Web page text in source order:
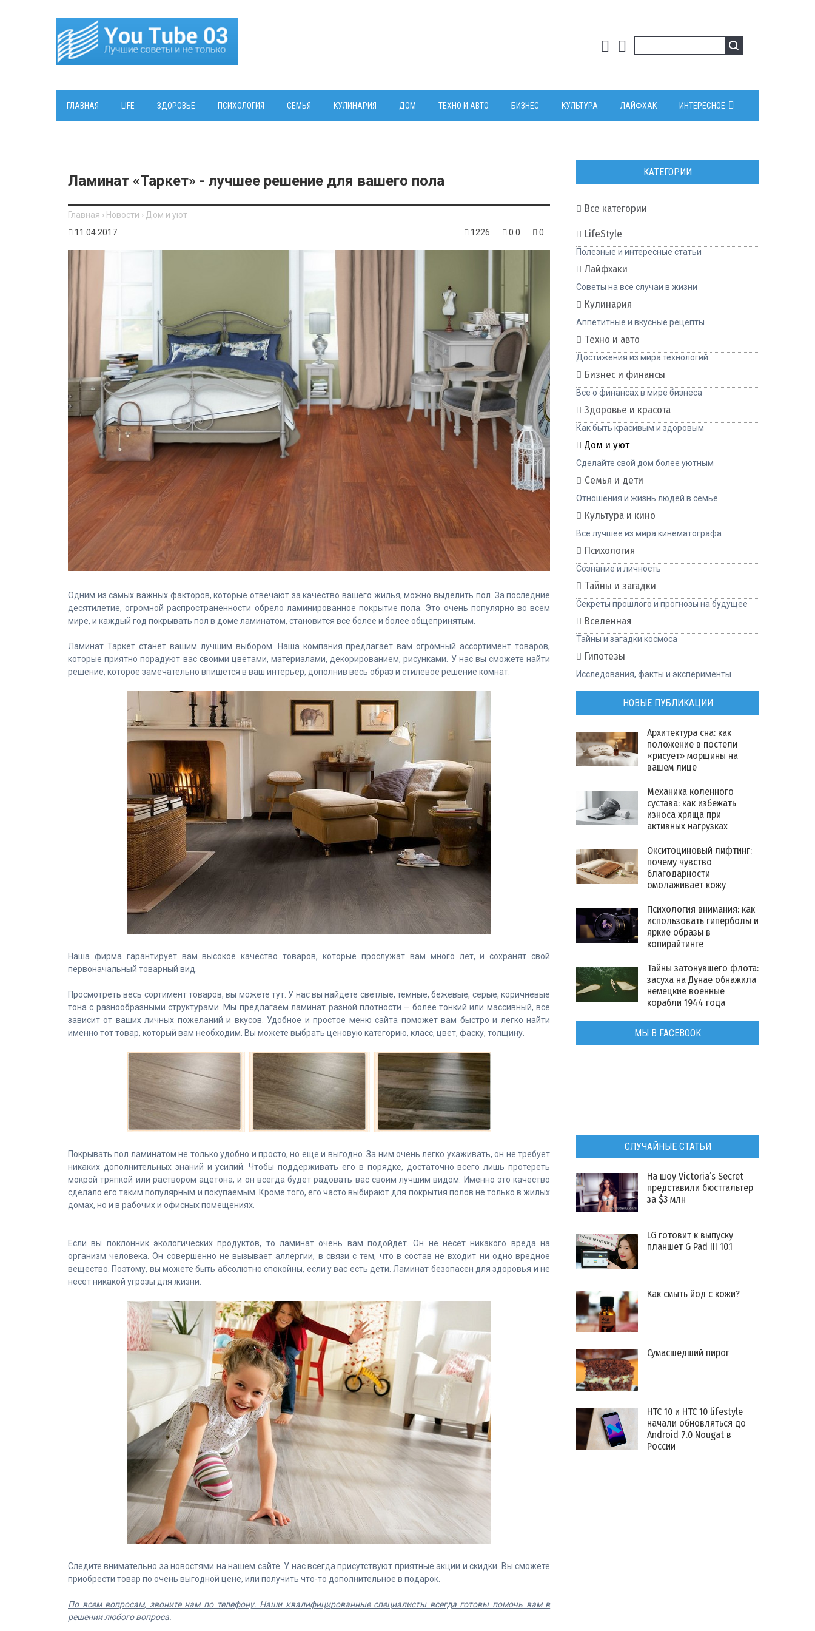
ГЛАВНАЯ LIFE ЗДОРОВЬЕ ПСИХОЛОГИЯ СЕМЬЯ КУЛИНАРИЯ ДОМ ТЕХНО И АВТО БИЗНЕС КУЛЬТУРА ЛАЙФХАК ИНТЕРЕСНОЕ
Ламинат «Таркет» - лучшее решение для вашего пола
Главная › Новости › Дом и уют
11.04.2017
1226 0.0 0
Одним из самых важных факторов, которые отвечают за качество вашего жилья, можно выделить пол. За последние
десятилетие, огромной распространенности обрело ламинированное покрытие пола. Это очень популярно во всем
мире, и каждый год покрывать пол в доме ламинатом, становится все более и более общепринятым.
Ламинат Таркетстанет вашим лучшим выбором. Наша компания предлагает вам огромный ассортимент товаров,
которые приятно порадуют вас своими цветами, материалами, декорированием, рисунками. У нас вы сможете найти
решение, которое замечательно впишется в ваш интерьер, дополнив весь образ и стилевое решение комнат.
Наша фирма гарантирует вам высокое качество товаров, которые прослужат вам много лет, и сохранят свой
первоначальный товарный вид.
Просмотреть весь сортимент товаров, вы можететут. У нас вы найдете светлые, темные, бежевые, серые, коричневые
тона с разнообразными структурами. Мы предлагаем ламинат разной плотности – более тонкий или массивный, все
зависит от ваших личных пожеланий и вкусов. Удобное и простое меню сайта поможет вам быстро и легко найти
именно тот товар, который вам необходим. Вы можете выбрать ценовую категорию, класс, цвет, фаску, толщину.
Покрывать пол ламинатом не только удобно и просто, но еще и выгодно. За ним очень легко ухаживать, он не требует
никаких дополнительных знаний и усилий. Чтобы поддерживать его в порядке, достаточно всего лишь протереть
мокрой тряпкой или раствором ацетона, и он всегда будет радовать вас своим лучшим видом. Именно это качество
сделало его таким популярным и покупаемым. Кроме того, его часто выбирают для покрытия полов не только в жилых
домах, но и в рабочих и офисных помещениях.
Если вы поклонник экологических продуктов, то ламинат очень вам подойдет. Он не несет никакого вреда на
организм человека. Он совершенно не вызывает аллергии, в связи с тем, что в состав не входит ни одно вредное
вещество. Поэтому, вы можете быть абсолютно спокойны, если у вас есть дети. Ламинат безопасен для здоровья и не
несет никакой угрозы для жизни.
Следите внимательно за новостями на нашем сайте. У нас всегда присутствуют приятные акции и скидки. Вы сможете
приобрести товар по очень выгодной цене, или получить что-то дополнительное в подарок.
По всем вопросам, звоните нам по телефону. Наши квалифицированные специалисты всегда готовы помочь вам в
решении любого вопроса.
КАТЕГОРИИ
Все категории
LifeStyle
Полезные и интересные статьи
Лайфхаки
Советы на все случаи в жизни
Кулинария
Аппетитные и вкусные рецепты
Техно и авто
Достижения из мира технологий
Бизнес и финансы
Все о финансах в мире бизнеса
Здоровье и красота
Как быть красивым и здоровым
Дом и уют
Сделайте свой дом более уютным
Семья и дети
Отношения и жизнь людей в семье
Культура и кино
Все лучшее из мира кинематографа
Психология
Сознание и личность
Тайны и загадки
Секреты прошлого и прогнозы на будущее
Вселенная
Тайны и загадки космоса
Гипотезы
Исследования, факты и эксперименты
НОВЫЕ ПУБЛИКАЦИИ
Архитектура сна: как
положение в постели
«рисует» морщины на
вашем лице
Механика коленного
сустава: как избежать
износа хряща при
активных нагрузках
Окситоциновый лифтинг:
почему чувство
благодарности
омолаживает кожу
Психология внимания: как
использовать гиперболы и
яркие образы в
копирайтинге
Тайны затонувшего флота:
засуха на Дунае обнажила
немецкие военные
корабли 1944 года
МЫ В FACEBOOK
СЛУЧАЙНЫЕ СТАТЬИ
​На шоу Victoria’s Secret
представили бюстгальтер
за $3 млн
LG готовит к выпуску
планшет G Pad III 10.1
Как смыть йод с кожи?
​Сумасшедший пирог
HTC 10 и HTC 10 lifestyle
начали обновляться до
Android 7.0 Nougat в
России